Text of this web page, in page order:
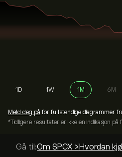
1D 1W 1M 6M
Meld deg på for fullstendige diagrammer
*Tidligere resultater er ikke en indikasjon
Gå til:Om SPCX > Hvordan